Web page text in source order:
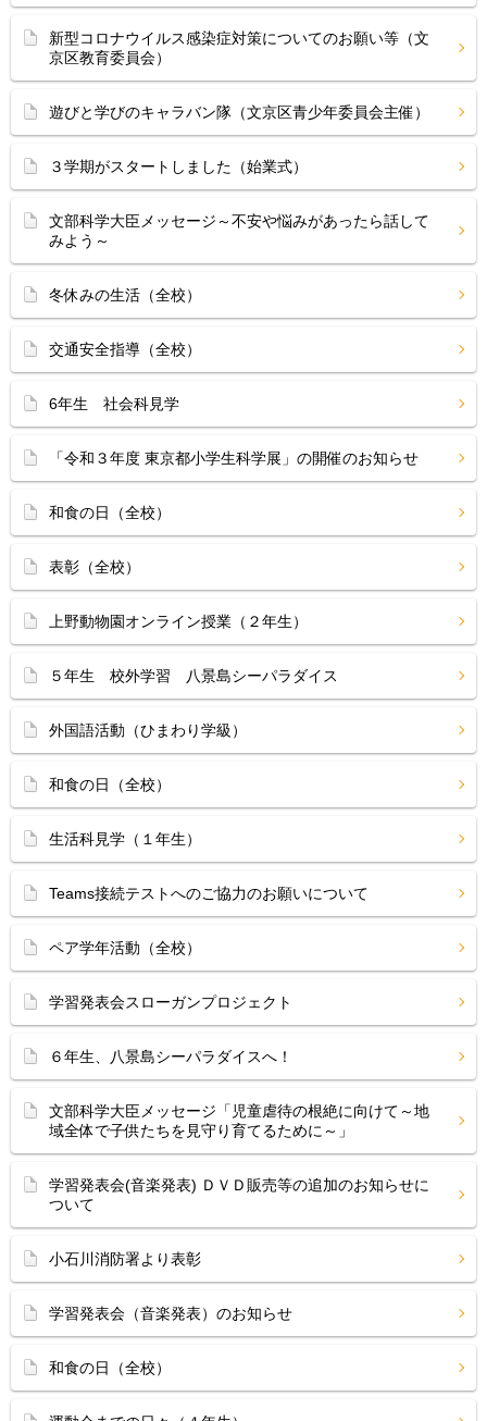
新型コロナウイルス感染症対策についてのお願い等（文
京区教育委員会）
遊びと学びのキャラバン隊（文京区青少年委員会主催）
３学期がスタートしました（始業式）
文部科学大臣メッセージ～不安や悩みがあったら話して
みよう～
冬休みの生活（全校）
交通安全指導（全校）
6年生 社会科見学
「令和３年度 東京都小学生科学展」の開催のお知らせ
和食の日（全校）
表彰（全校）
上野動物園オンライン授業（２年生）
５年生 校外学習 八景島シーパラダイス
外国語活動（ひまわり学級）
和食の日（全校）
生活科見学（１年生）
Teams接続テストへのご協力のお願いについて
ペア学年活動（全校）
学習発表会スローガンプロジェクト
６年生、八景島シーパラダイスへ！
文部科学大臣メッセージ「児童虐待の根絶に向けて～地
域全体で子供たちを見守り育てるために～」
学習発表会(音楽発表) ＤＶＤ販売等の追加のお知らせに
ついて
小石川消防署より表彰
学習発表会（音楽発表）のお知らせ
和食の日（全校）